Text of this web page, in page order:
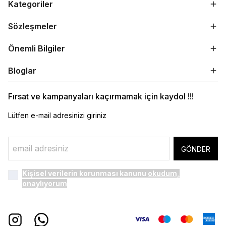
Kategoriler
Sözleşmeler
Önemli Bilgiler
Bloglar
Fırsat ve kampanyaları kaçırmamak için kaydol !!!
Lütfen e-mail adresinizi giriniz
GÖNDER
Kişisel verilerin korunması kanunu okudum,
onaylıyorum